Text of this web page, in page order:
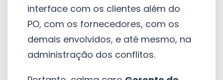
interface com os clientes além do
PO, com os fornecedores, com os
demais envolvidos, e até mesmo, na
administração dos conflitos.